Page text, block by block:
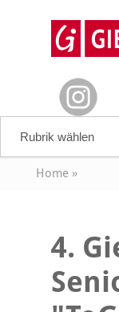
Home»
4.